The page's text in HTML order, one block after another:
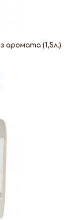
аромата (1,5л.)